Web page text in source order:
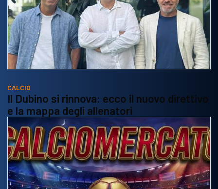
CALCIO
Il Dubino si rinnova: ecco il nuovo direttivo
e la mappa degli allenatori